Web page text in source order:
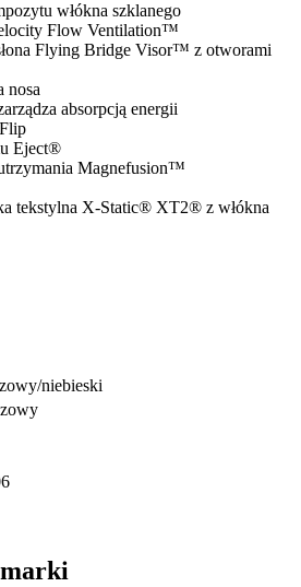
włókna szklanego
Flow Ventilation™
Flying Bridge Visor™ z otworami
nosa
absorpcją energii
Eject®
Magnefusion™
tekstylna X-Static® XT2® z włókna
niebieski
marki